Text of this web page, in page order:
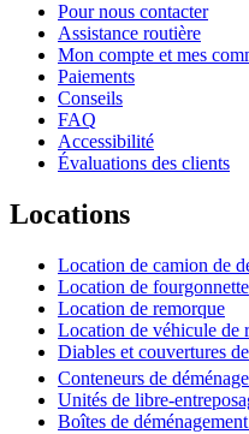
Pour nous contacter
Assistance routière
Mon compte et mes
Paiements
Conseils
FAQ
Accessibilité
Évaluations des clients
Locations
Location de camion de
Location de fourgonnette
Location de remorque
Location de véhicule de
Diables et couvertures
Conteneurs de
Unités de libre-
Boîtes de